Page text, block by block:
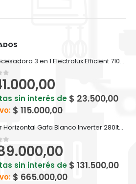
Miniprocesadora 3 en 1 Electrolux Efficient 710ml EFP500
5
sin interés de $ 23.500,00
$ 115.000,00
Freezer Horizontal Gafa Blanco Inverter 280lts FGHI300B-L
5
sin interés de $ 131.500,00
$ 665.000,00